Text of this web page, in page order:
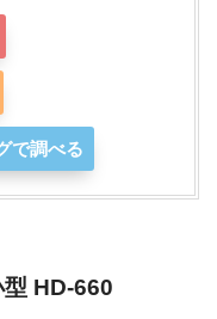
で調べる
HD-660